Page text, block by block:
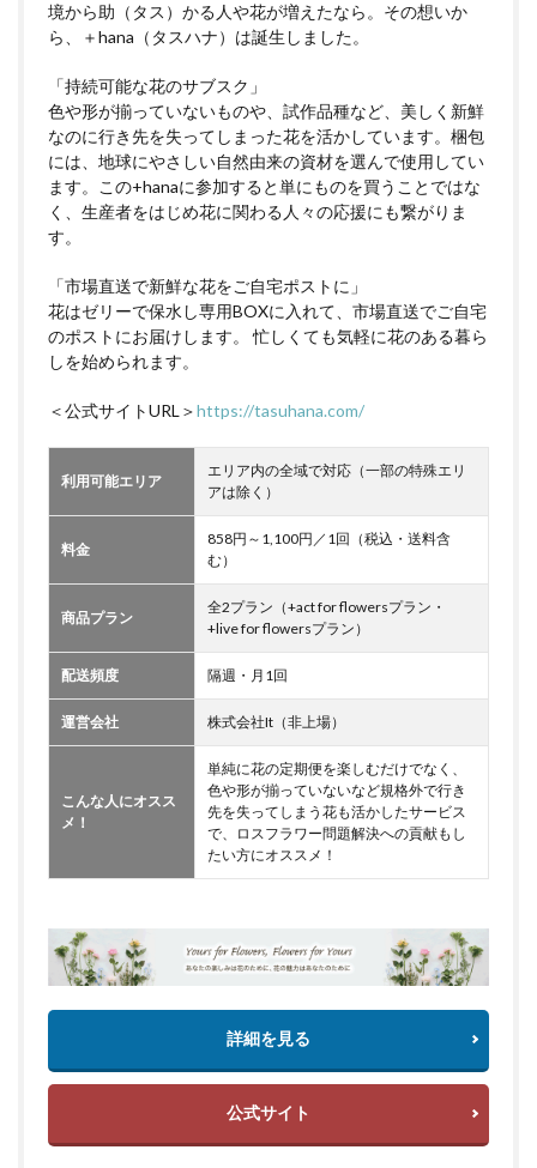
境から助（タス）かる人や花が増えたなら。その想いか
ら、＋hana（タスハナ）は誕生しました。
「持続可能な花のサブスク」
色や形が揃っていないものや、試作品種など、美しく新鮮
なのに行き先を失ってしまった花を活かしています。梱包
には、地球にやさしい自然由来の資材を選んで使用してい
ます。この+hanaに参加すると単にものを買うことではな
く、生産者をはじめ花に関わる人々の応援にも繋がりま
す。
「市場直送で新鮮な花をご自宅ポストに」
花はゼリーで保水し専用BOXに入れて、市場直送でご自宅
のポストにお届けします。 忙しくても気軽に花のある暮ら
しを始められます。
＜公式サイトURL＞https://tasuhana.com/
利用可能エリア
エリア内の全域で対応（一部の特殊エリ
アは除く）
料金
858円～1,100円／1回（税込・送料含
む）
商品プラン
全2プラン（+act for flowersプラン・
+live for flowersプラン）
配送頻度 隔週・月1回
運営会社 株式会社It（非上場）
こんな人にオスス
メ！
単純に花の定期便を楽しむだけでなく、
色や形が揃っていないなど規格外で行き
先を失ってしまう花も活かしたサービス
で、ロスフラワー問題解決への貢献もし
たい方にオススメ！
詳細を見る
公式サイト